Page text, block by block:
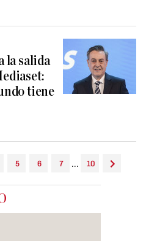
la salida
tiene
5 6 7 ... 10